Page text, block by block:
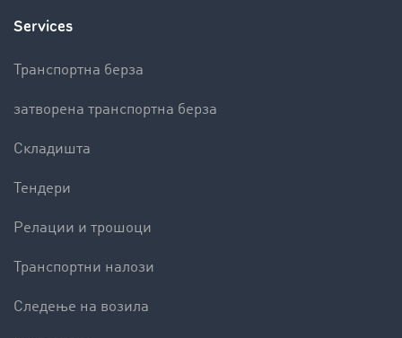
Services
Транспортна берза
затворена транспортна берза
Складишта
Тендери
Релации и трошоци
Транспортни налози
Следење на возила